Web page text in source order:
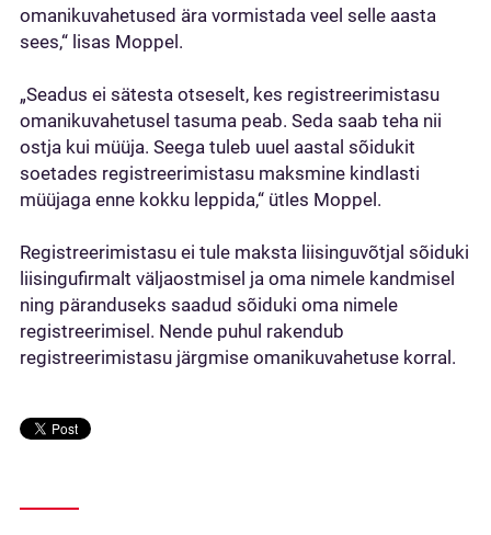
omanikuvahetused ära vormistada veel selle aasta
sees,“ lisas Moppel.
„Seadus ei sätesta otseselt, kes registreerimistasu
omanikuvahetusel tasuma peab. Seda saab teha nii
ostja kui müüja. Seega tuleb uuel aastal sõidukit
soetades registreerimistasu maksmine kindlasti
müüjaga enne kokku leppida,“ ütles Moppel.
Registreerimistasu ei tule maksta liisinguvõtjal sõiduki
liisingufirmalt väljaostmisel ja oma nimele kandmisel
ning päranduseks saadud sõiduki oma nimele
registreerimisel. Nende puhul rakendub
registreerimistasu järgmise omanikuvahetuse korral.